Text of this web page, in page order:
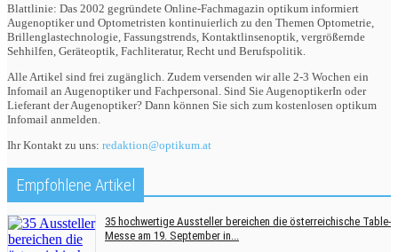
Blattlinie: Das 2002 gegründete Online-Fachmagazin optikum informiert
Augenoptiker und Optometristen kontinuierlich zu den Themen Optometrie,
Brillenglastechnologie, Fassungstrends, Kontaktlinsenoptik, vergrößernde
Sehhilfen, Geräteoptik, Fachliteratur, Recht und Berufspolitik.
Alle Artikel sind frei zugänglich. Zudem versenden wir alle 2-3 Wochen ein
Infomail an Augenoptiker und Fachpersonal. Sind Sie AugenoptikerIn oder
Lieferant der Augenoptiker? Dann können Sie sich zum kostenlosen optikum
Infomail anmelden.
Ihr Kontakt zu uns: redaktion@optikum.at
Empfohlene Artikel
35 hochwertige Aussteller bereichen die österreichische Table-
Messe am 19. September in...